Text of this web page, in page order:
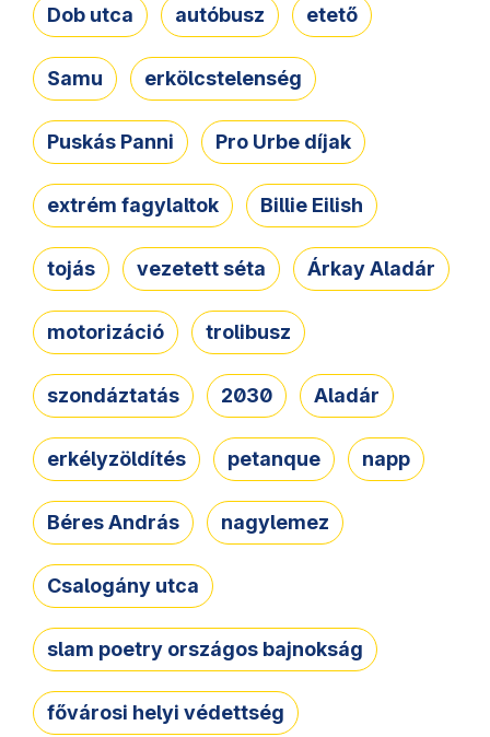
Dob utca autóbusz etető
Samu erkölcstelenség
Puskás Panni Pro Urbe díjak
extrém fagylaltok Billie Eilish
tojás vezetett séta Árkay Aladár
motorizáció trolibusz
szondáztatás 2030 Aladár
erkélyzöldítés petanque napp
Béres András nagylemez
Csalogány utca
slam poetry országos bajnokság
fővárosi helyi védettség